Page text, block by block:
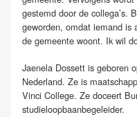
gestemd door de collega’s.
geworden, omdat iemand is
de gemeente woont. Ik wil
Jaenela Dossett is geboren
Nederland. Ze is
Vinci College. Ze doceert
studieloopbaanbegeleider.